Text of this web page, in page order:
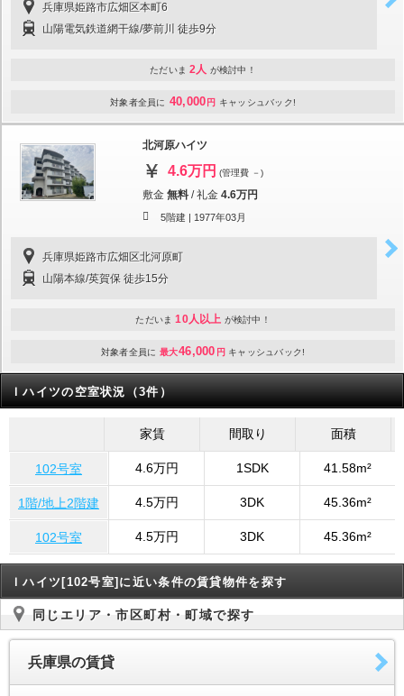
兵庫県姫路市広畑区本町6
山陽電気鉄道網干線/夢前川 徒歩9分
ただいま 2人 が検討中！
対象者全員に 40,000 円 キャッシュバック!
北河原ハイツ
4.6万円 (管理費 －)
敷金 無料 /礼金 4.6万円
5階建 | 1977年03月
兵庫県姫路市広畑区北河原町
山陽本線/英賀保 徒歩15分
ただいま 10人以上 が検討中！
対象者全員に 最大46,000 円 キャッシュバック!
Ｉハイツの空室状況（3件）
家賃 間取り 面積
102号室 4.6万円 1SDK 41.58m²
1階/地上2階建 4.5万円 3DK 45.36m²
102号室 4.5万円 3DK 45.36m²
Ｉハイツ[102号室]に近い条件の賃貸物件を探す
同じエリア・市区町村・町域で探す
兵庫県の賃貸